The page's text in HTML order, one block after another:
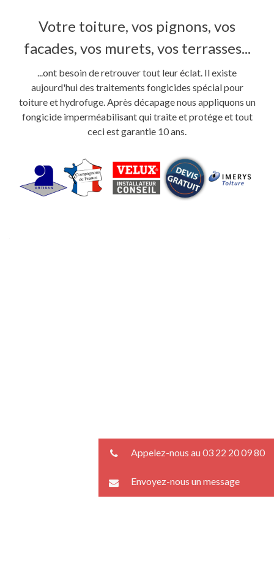
Votre toiture, vos pignons, vos
facades, vos murets, vos terrasses...
...ont besoin de retrouver tout leur éclat. Il existe
aujourd'hui des traitements fongicides spécial pour
toiture et hydrofuge. Après décapage nous appliquons un
fongicide imperméabilisant qui traite et protége et tout
ceci est garantie 10 ans.
Appelez-nous au 03 22 20 09 80
Envoyez-nous un message